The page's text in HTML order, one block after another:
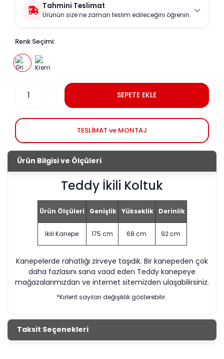
Tahmini Teslimat
Ürünün size ne zaman teslim edileceğini öğrenin.
Renk Seçimi:
SEPETE EKLE
TESLİMAT ve MONTAJ
Ürün Bilgisi ve Ölçüleri
Teddy İkili Koltuk
Ürün Ölçüleri Genişlik Yükseklik Derinlik
İkili Kanepe 175 cm 68 cm 92 cm
Kanepelerde rahatlığı zirveye taşıdık. Bir kanepeden çok
daha fazlasını sana vaad eden Teddy kanepeye
mağazalarımızdan ve internet sitemizden ulaşabilirsiniz.
*Kırlent sayıları değişiklik gösterebilir.
Taksit Seçenekleri